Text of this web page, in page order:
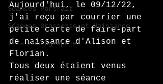
Séances Portrait
Séances Grossesse et Naissance
Iris Photographie
Aujourd'hui, le 09/12/22,
j'ai reçu par courrier une
petite carte de faire-part
de naissance d'Alison et
Florian.
Tous deux étaient venus
réaliser une séance